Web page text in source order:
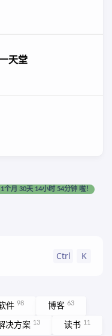
Ctrl K
件 98 博客 63
决方案 13 读书 11
天堂
个月 30天 14小时 54分钟 啦！